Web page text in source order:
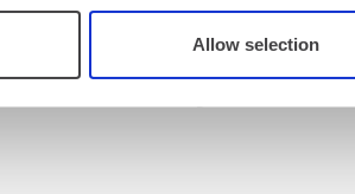
Allow selection
myös